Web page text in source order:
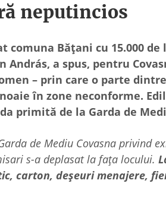
neputincios
comuna Bățani cu 15.000
a spus, pentru
– prin care o parte
în zone neconforme.
primită de la Garda de
de Mediu Covasna privind
s-a deplasat la fața locului.
carton, deșeuri menajere,